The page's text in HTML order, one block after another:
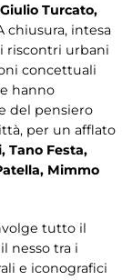
Turcato,
chiusura, intesa
i riscontri urbani
concettuali
hanno
del pensiero
per un afflato
Tano Festa,
Mimmo
tutto il
nesso tra i
e iconografici